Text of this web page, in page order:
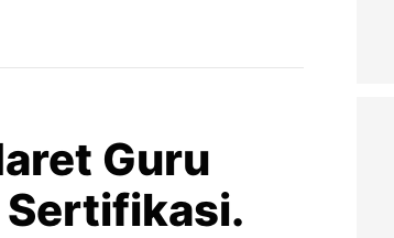
Guru
Sertifikasi.